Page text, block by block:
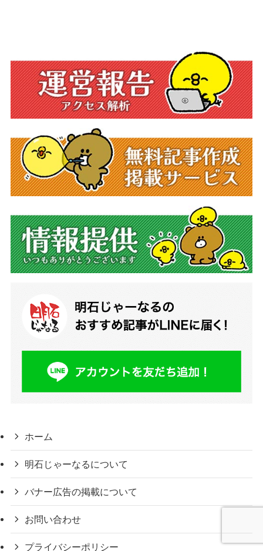
ホーム
明石じゃーなるについて
バナー広告の掲載について
お問い合わせ
プライバシーポリシー